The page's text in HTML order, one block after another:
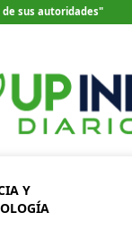
sus autoridades"
Y